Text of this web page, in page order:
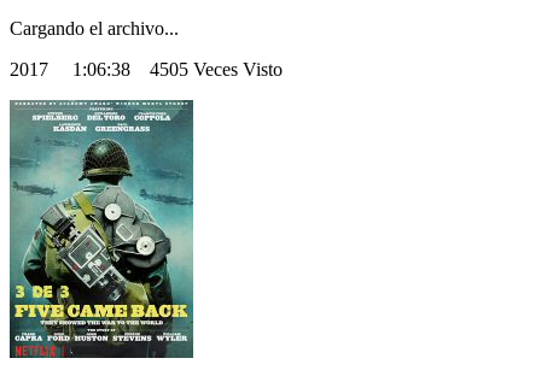
Cargando el archivo...
2017 1:06:38 4505 Veces Visto